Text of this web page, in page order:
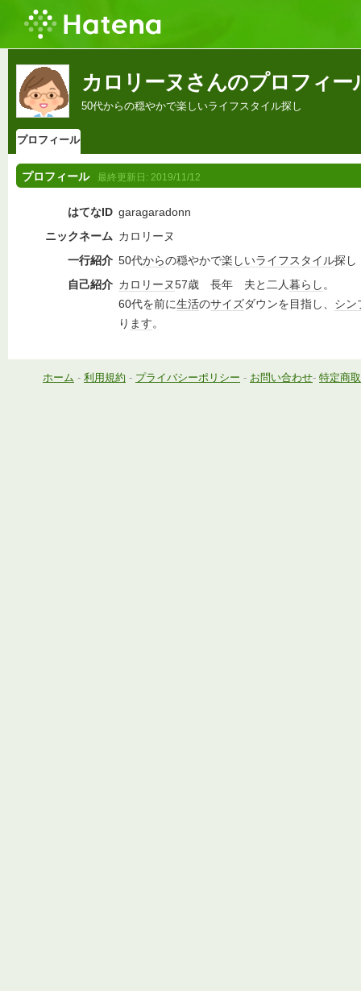
カロリーヌさんのプロフィー
50代からの穏やかで楽しいライフスタイル探し
プロフィール
プロフィール 最終更新日: 2019/11/12
はてなID garagaradonn
ニックネーム カロリーヌ
一行紹介 50代からの穏やかで楽しいライフスタイル探し
自己紹介 カロリーヌ57歳 長年 夫と二人暮らし。
60代を前に生活のサイズダウンを目指し、 シン
り ます。
ホーム - 利用規約 - プライバシーポリシー - お問い合わせ- 特定商